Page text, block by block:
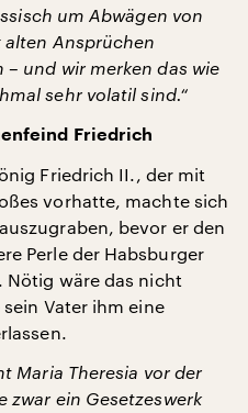
um Abwägen von
Ansprüchen
– und wir merken das wie
sehr volatil sind.“
Friedrich
Friedrich II., der mit
vorhatte, machte sich
bevor er den
Perle der Habsburger
Nötig wäre das nicht
Vater ihm eine
Maria Theresia vor der
zwar ein Gesetzeswerk